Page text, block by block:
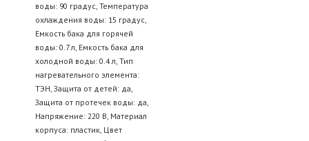
воды: 90 градус, Температура
охлаждения воды: 15 градус,
Емкость бака для горячей
воды: 0.7 л, Емкость бака для
холодной воды: 0.4 л, Тип
нагревательного элемента:
ТЭН, Защита от детей: да,
Защита от протечек воды: да,
Напряжение: 220 В, Материал
корпуса: пластик, Цвет